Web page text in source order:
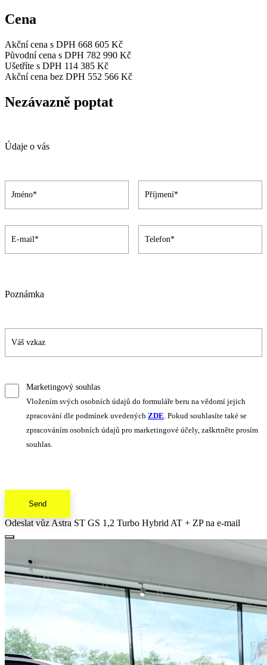
Cena
Akční cena s DPH 668 605 Kč
Původní cena s DPH 782 990 Kč
Ušetříte s DPH 114 385 Kč
Akční cena bez DPH 552 566 Kč
Nezávazně poptat
Údaje o vás
Poznámka
Marketingový souhlas
Vložením svých osobních údajů do formuláře beru na vědomí jejich
zpracování dle podmínek uvedených ZDE. Pokud souhlasíte také se
zpracováním osobních údajů pro marketingové účely, zaškrtněte prosím
souhlas.
Send
Odeslat vůz Astra ST GS 1,2 Turbo Hybrid AT + ZP na e-mail